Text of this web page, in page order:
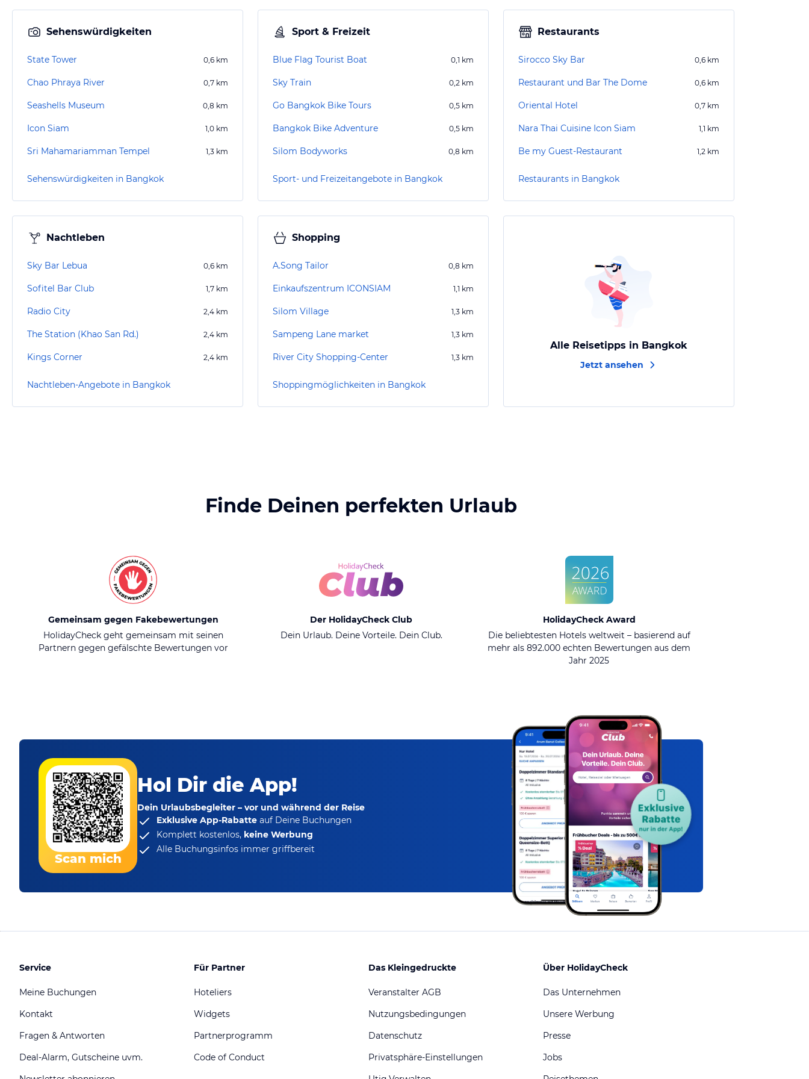
Sehenswürdigkeiten
State Tower 0,6 km
Chao Phraya River 0,7 km
Seashells Museum 0,8 km
Icon Siam 1,0 km
Sri Mahamariamman Tempel 1,3 km
Sehenswürdigkeiten in Bangkok
Sport & Freizeit
Blue Flag Tourist Boat 0,1 km
Sky Train 0,2 km
Go Bangkok Bike Tours 0,5 km
Bangkok Bike Adventure 0,5 km
Silom Bodyworks 0,8 km
Sport- und Freizeitangebote in Bangkok
Restaurants
Sirocco Sky Bar 0,6 km
Restaurant und Bar The Dome 0,6 km
Oriental Hotel 0,7 km
Nara Thai Cuisine Icon Siam 1,1 km
Be my Guest-Restaurant 1,2 km
Restaurants in Bangkok
Nachtleben
Sky Bar Lebua 0,6 km
Sofitel Bar Club 1,7 km
Radio City 2,4 km
The Station (Khao San Rd.) 2,4 km
Kings Corner 2,4 km
Nachtleben-Angebote in Bangkok
Shopping
A.Song Tailor 0,8 km
Einkaufszentrum ICONSIAM 1,1 km
Silom Village 1,3 km
Sampeng Lane market 1,3 km
River City Shopping-Center 1,3 km
Shoppingmöglichkeiten in Bangkok
Alle Reisetipps in Bangkok
Jetzt ansehen
Finde Deinen perfekten Urlaub
Gemeinsam gegen Fakebewertungen
HolidayCheck geht gemeinsam mit seinen
Partnern gegen gefälschte Bewertungen vor
Der HolidayCheck Club
Dein Urlaub. Deine Vorteile. Dein Club.
HolidayCheck Award
Die beliebtesten Hotels weltweit – basierend auf
mehr als 892.000 echten Bewertungen aus dem
Jahr 2025
Scan mich
Hol Dir die App!
Dein Urlaubsbegleiter – vor und während der Reise
Exklusive App-Rabatte auf Deine Buchungen
Komplett kostenlos, keine Werbung
Alle Buchungsinfos immer griffbereit
Service
Meine Buchungen
Kontakt
Fragen & Antworten
Deal-Alarm, Gutscheine uvm.
Für Partner
Hoteliers
Widgets
Partnerprogramm
Code of Conduct
Das Kleingedruckte
Veranstalter AGB
Nutzungsbedingungen
Datenschutz
Privatsphäre-Einstellungen
Über HolidayCheck
Das Unternehmen
Unsere Werbung
Presse
Jobs